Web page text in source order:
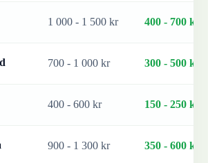
1 000 - 1 500 kr 400 - 700 kr
700 - 1 000 kr 300 - 500 kr
400 - 600 kr 150 - 250 kr
900 - 1 300 kr 350 - 600 kr